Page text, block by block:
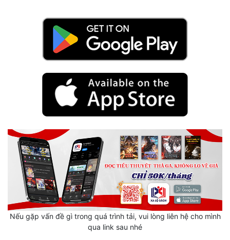
Làm Giàu
Lịch Sử
Mưu Mô
Mạt Thế
Mỹ Thực
Nếu gặp vấn đề gì trong quá trình tải, vui lòng liên hệ cho mình
qua link sau nhé